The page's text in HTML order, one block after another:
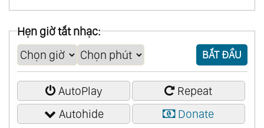
Hẹn giờ tắt nhạc:
BẮT ĐẦU
AutoPlay
Repeat
Autohide
Donate